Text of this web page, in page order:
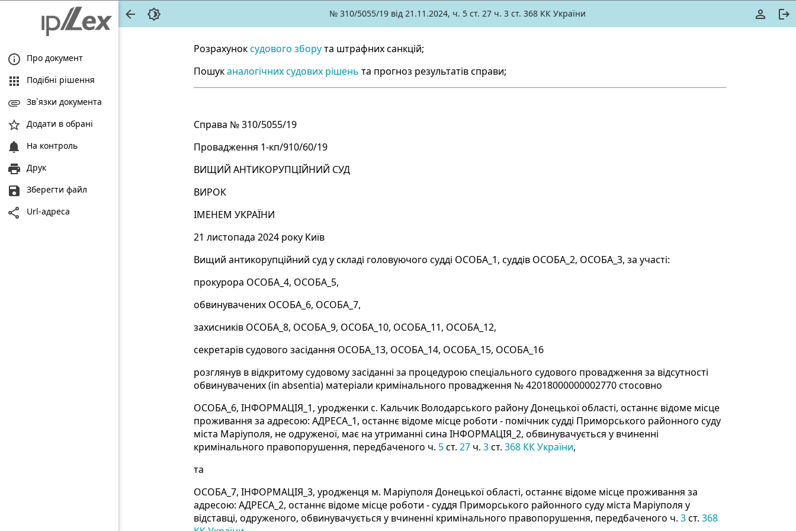
Про документ
Подібні рішення
Зв`язки документа
Додати в обрані
На контроль
Друк
Зберегти файл
Url-адреса
№ 310/5055/19 від 21.11.2024, ч. 5 ст. 27 ч. 3 ст. 368 КК України
Розрахуноксудового зборута штрафних санкцій;
Пошуканалогічних судових рішень та прогноз результатів справи;
Справа № 310/5055/19
Провадження 1-кп/910/60/19
ВИЩИЙ АНТИКОРУПЦІЙНИЙ СУД
ВИРОК
ІМЕНЕМ УКРАЇНИ
21 листопада 2024 року Київ
Вищий антикорупційний суд у складі головуючого судді ОСОБА_1, суддів ОСОБА_2, ОСОБА_3, за участі:
прокурора ОСОБА_4, ОСОБА_5,
обвинувачених ОСОБА_6, ОСОБА_7,
захисників ОСОБА_8, ОСОБА_9, ОСОБА_10, ОСОБА_11, ОСОБА_12,
секретарів судового засідання ОСОБА_13, ОСОБА_14, ОСОБА_15, ОСОБА_16
розглянув в відкритому судовому засіданні за процедурою спеціального судового провадження за відсутності
обвинувачених (in absentia) матеріали кримінального провадження № 42018000000002770 стосовно
ОСОБА_6, ІНФОРМАЦІЯ_1, уродженки с. Кальчик Володарського району Донецької області, останнє відоме місце
проживання за адресою: АДРЕСА_1, останнє відоме місце роботи - помічник судді Приморського районного суду
міста Маріуполя, не одруженої, має на утриманні сина ІНФОРМАЦІЯ_2, обвинувачується у вчиненні
кримінального правопорушення, передбаченого ч. 5ст. 27 ч. 3ст. 368 КК України,
та
ОСОБА_7, ІНФОРМАЦІЯ_3, уродженця м. Маріуполя Донецької області, останнє відоме місце проживання за
адресою: АДРЕСА_2, останнє відоме місце роботи - суддя Приморського районного суду міста Маріуполя у
відставці, одруженого, обвинувачується у вчиненні кримінального правопорушення, передбаченого ч. 3ст. 368